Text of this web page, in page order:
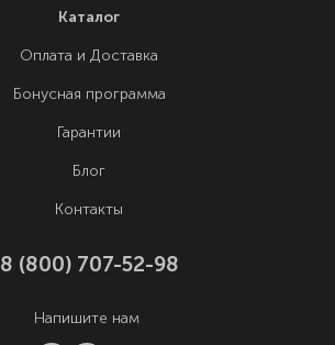
Каталог
Оплата и Доставка
Бонусная программа
Гарантии
Блог
Контакты
8 (800) 707-52-98
Напишите нам